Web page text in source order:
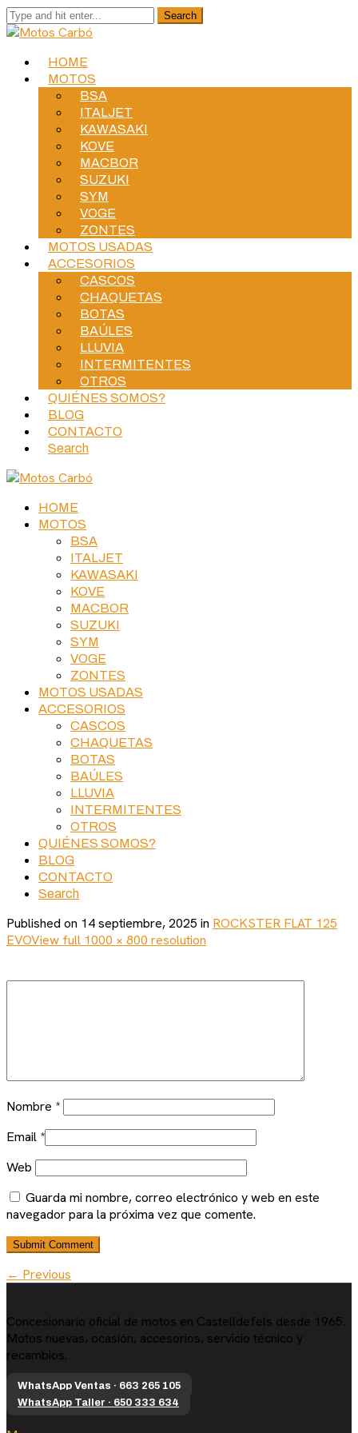
HOME
MOTOS
BSA
ITALJET
KAWASAKI
KOVE
MACBOR
SUZUKI
SYM
VOGE
ZONTES
MOTOS USADAS
ACCESORIOS
CASCOS
CHAQUETAS
BOTAS
BAÚLES
LLUVIA
INTERMITENTES
OTROS
QUIÉNES SOMOS?
BLOG
CONTACTO
Search
HOME
MOTOS
BSA
ITALJET
KAWASAKI
KOVE
MACBOR
SUZUKI
SYM
VOGE
ZONTES
MOTOS USADAS
ACCESORIOS
CASCOS
CHAQUETAS
BOTAS
BAÚLES
LLUVIA
INTERMITENTES
OTROS
QUIÉNES SOMOS?
BLOG
CONTACTO
Search
Published on 14 septiembre, 2025 in ROCKSTER FLAT 125
EVOView full 1000 × 800 resolution
Nombre *
Email *
Web
Guarda mi nombre, correo electrónico y web en este
navegador para la próxima vez que comente.
← Previous
Concesionario oficial de motos en Castelldefels desde 1965.
Motos nuevas, ocasión, accesorios, servicio técnico y
recambios.
WhatsApp Ventas · 663 265 105
WhatsApp Taller · 650 333 634